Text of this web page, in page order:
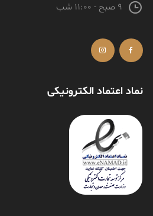
9 صبح - 11:00 شب
نماد اعتماد الکترونیکی